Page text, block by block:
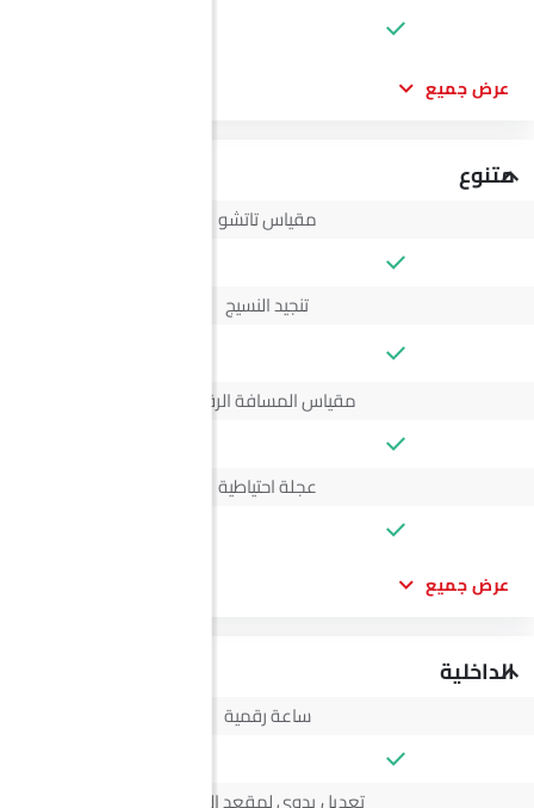
عرض جميع
متنوع
مقياس تاتشو
تنجيد النسيج
مقياس المسافة الرقمي
عجلة احتياطية
عرض جميع
الداخلية
ساعة رقمية